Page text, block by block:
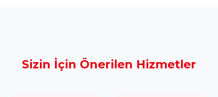
Sizin İçin Önerilen Hizmetler